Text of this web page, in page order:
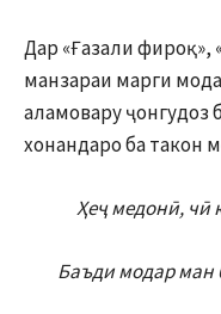
Дар «Ғазали фироқ»,
манзараи марги
аламовару ҷонгудоз
хонандаро ба такон
Ҳеҷ медонӣ, чӣ
Баъди модар ман